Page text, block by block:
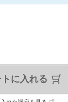
トに入れる